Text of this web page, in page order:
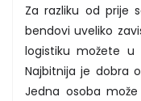
Za razliku od prije
bendovi uveliko
logistiku možete u
Najbitnija je dobra
Jedna osoba